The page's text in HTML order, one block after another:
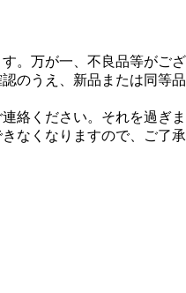
。万が一、不良品等がござ
のうえ、新品または同等品
絡ください。それを過ぎま
なくなりますので、ご了承